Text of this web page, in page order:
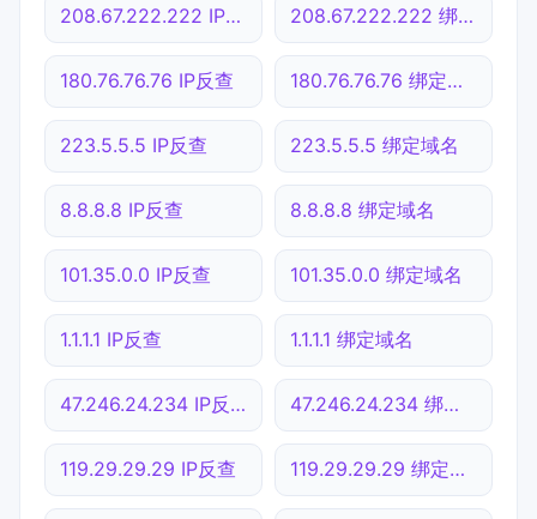
208.67.222.222 IP反查 208.67.222.222 绑定域名
180.76.76.76 IP反查 180.76.76.76 绑定域名
223.5.5.5 IP反查 223.5.5.5 绑定域名
8.8.8.8 IP反查 8.8.8.8 绑定域名
101.35.0.0 IP反查 101.35.0.0 绑定域名
1.1.1.1 IP反查 1.1.1.1 绑定域名
47.246.24.234 IP反查 47.246.24.234 绑定域名
119.29.29.29 IP反查 119.29.29.29 绑定域名